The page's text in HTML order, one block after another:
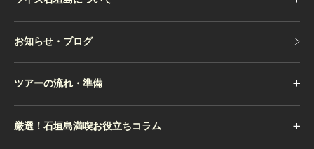
お知らせ・ブログ
ツアーの流れ・準備
厳選！石垣島満喫お役立ちコラム